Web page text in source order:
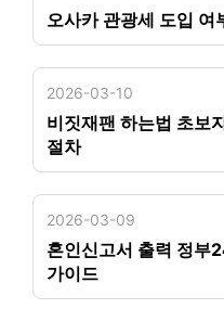
오사카 관광세 도입 여
2026-03-10
비짓재팬 하는법 초보
절차
2026-03-09
혼인신고서 출력 정부
가이드